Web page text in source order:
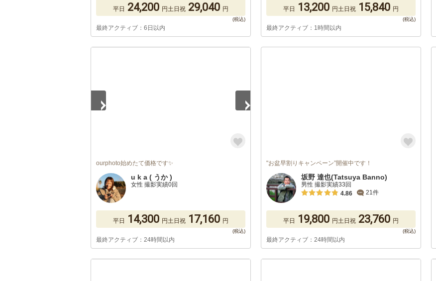
平日 24,200 円土日祝 29,040 円
最終アクティブ：6日以内
平日 13,200 円土日祝 15,840 円
最終アクティブ：1時間以内
ourphoto始めたて価格です✨
u k a ( うか )
女性 撮影実績0回
平日 14,300 円土日祝 17,160 円
最終アクティブ：24時間以内
"お盆早割りキャンペーン”開催中です！
坂野 達也(Tatsuya Banno)
男性 撮影実績33回
4.86
21件
平日 19,800 円土日祝 23,760 円
最終アクティブ：24時間以内